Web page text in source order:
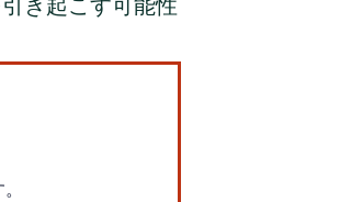
き起こす可能性